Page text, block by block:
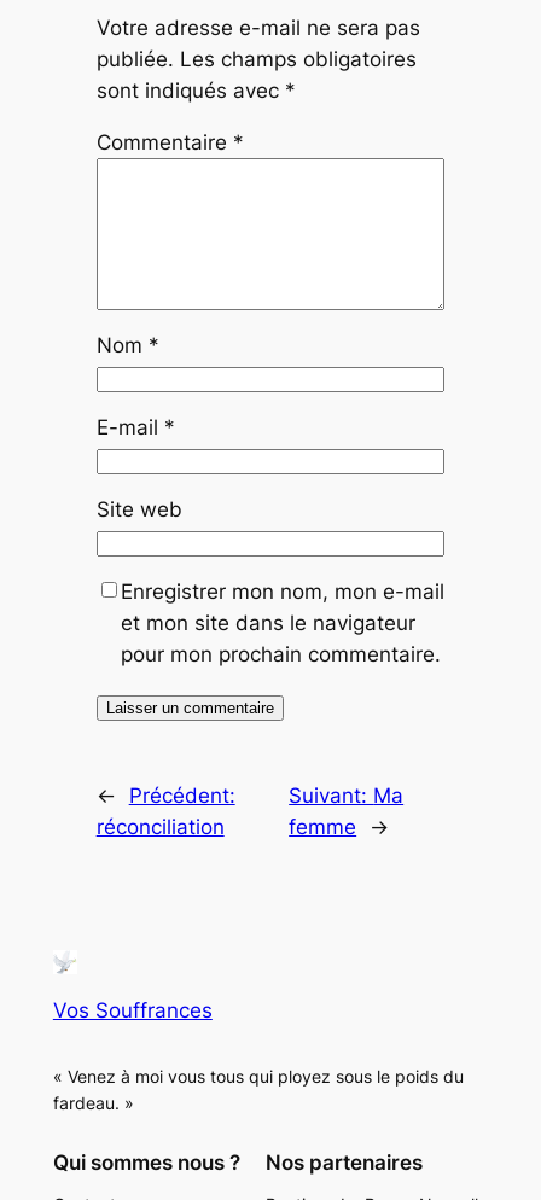
Votre adresse e-mail ne sera pas
publiée. Les champs obligatoires
sont indiqués avec *
Commentaire *
Nom *
E-mail *
Site web
Enregistrer mon nom, mon e-mail
et mon site dans le navigateur
pour mon prochain commentaire.
←
Précédent:
réconciliation
Suivant: Ma
femme
→
Vos Souffrances
« Venez à moi vous tous qui ployez sous le poids du
fardeau. »
Qui sommes nous ? Nos partenaires